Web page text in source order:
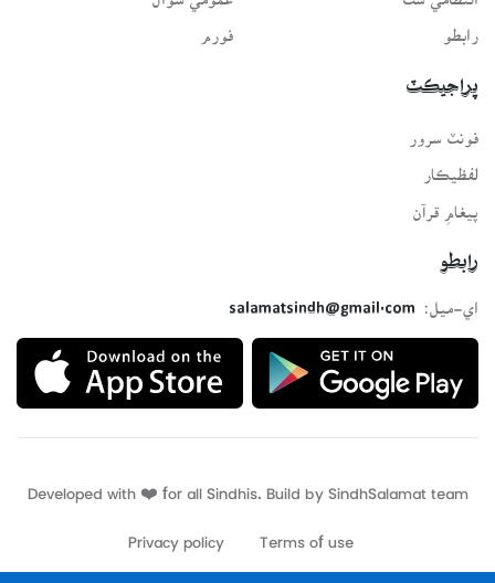
رابطو فورم
پراجيڪٽ
لفظيڪار
پيغامِ قرآن
رابطو
اي-ميل:
salamatsindh@gmail.com
Developed with ❤️ for all Sindhis. Build by
Terms of use